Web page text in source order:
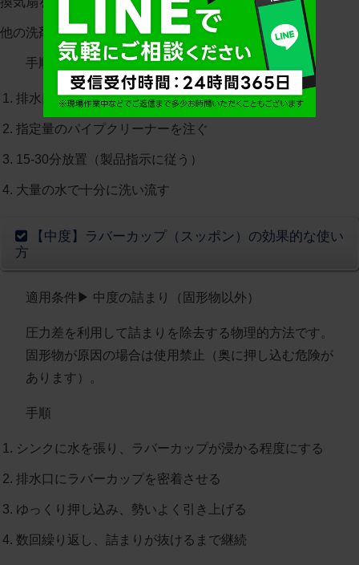
他の洗剤との併用厳禁
手順
排水口周辺の水分を拭き取る
指定量のパイプクリーナーを注ぐ
15-30分放置（製品指示に従う）
大量の水で十分に洗い流す
【中度】ラバーカップ（スッポン）の効果的な使い
方
適用条件 ▶︎ 中度の詰まり（固形物以外）
圧力差を利用して詰まりを除去する物理的方法です。
固形物が原因の場合は使用禁止
（奥に押し込む危険が
あります）。
手順
シンクに水を張り、ラバーカップが浸かる程度にする
排水口にラバーカップを密着させる
ゆっくり押し込み、勢いよく引き上げる
数回繰り返し、詰まりが抜けるまで継続